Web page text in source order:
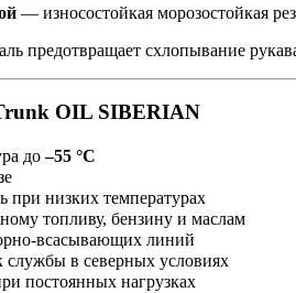
— износостойкая морозостойкая
предотвращает схлопывание
OIL SIBERIAN
до–55 °C
при низких температурах
топливу, бензину и маслам
всасывающих линий
в северных условиях
постоянных нагрузках